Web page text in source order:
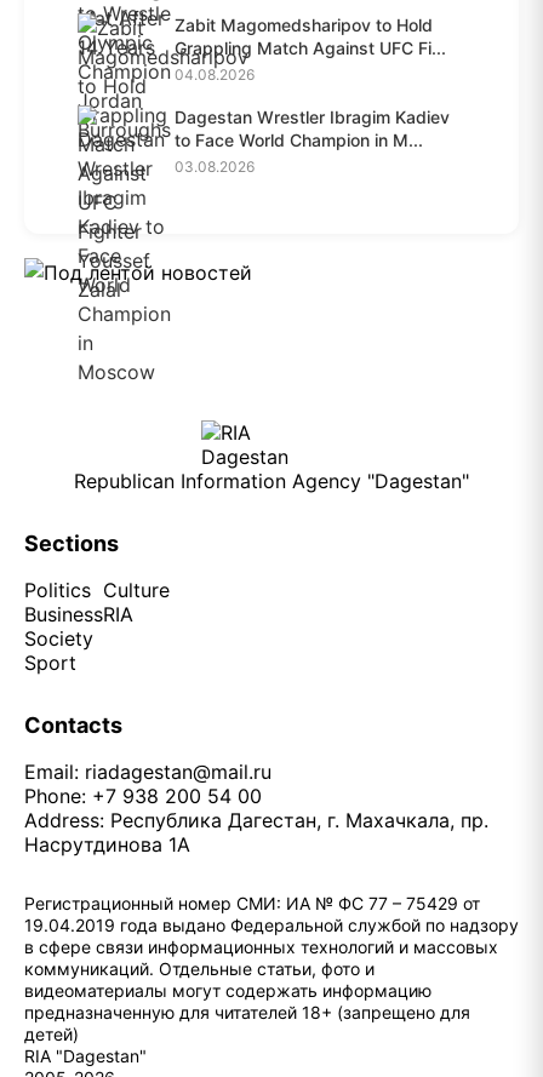
Zabit Magomedsharipov to Hold
Grappling Match Against UFC Fi...
04.08.2026
Dagestan Wrestler Ibragim Kadiev
to Face World Champion in M...
03.08.2026
Republican Information Agency "Dagestan"
Sections
Politics
Business
Society
Sport
Culture
RIA
Contacts
Email: riadagestan@mail.ru
Phone: +7 938 200 54 00
Address: Республика Дагестан, г. Махачкала, пр.
Насрутдинова 1А
Регистрационный номер СМИ: ИА № ФС 77 – 75429 от
19.04.2019 года выдано Федеральной службой по надзору
в сфере связи информационных технологий и массовых
коммуникаций. Отдельные статьи, фото и
видеоматериалы могут содержать информацию
предназначенную для читателей 18+ (запрещено для
детей)
RIA "Dagestan"